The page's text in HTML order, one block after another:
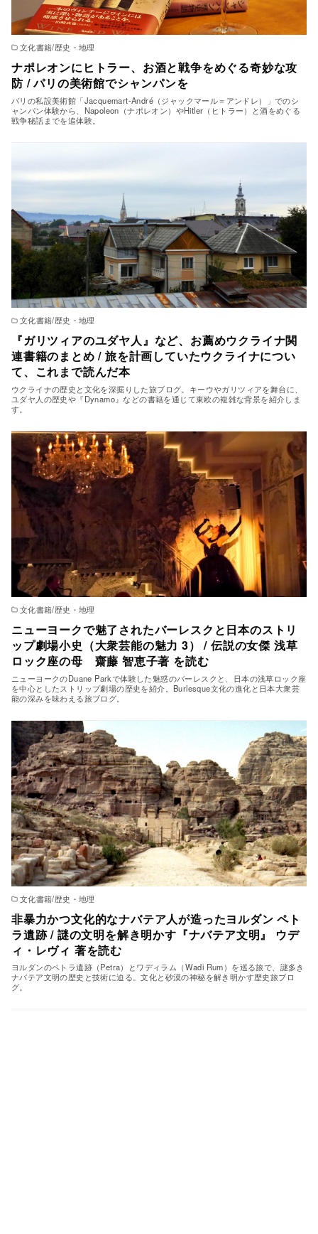
文化書籍/歴史・地理
ナポレオンにヒトラー、お酒と戦争をめぐる奇妙な攻
防 / パリの美術館でシャンパンを
パリの私設美術館「Jacquemart-André（ジャックマール＝アンドレ）」でのシ
ャンパン体験から、Napoleon（ナポレオン）やHitler（ヒトラー）と酒をめぐる
戦争秘話までを追体験。
文化書籍/歴史・地理
『ガリツィアのユダヤ人』など、お薦めウクライナ関
連書籍のまとめ / 旅を計画していたウクライナについ
て、これまで読んだ本
ウクライナの歴史と文化を深掘りした旅ブログ。キーウやガリツィアを舞台に、
ユダヤ人の歴史や『Dynamo』などの書籍を通じて東欧の複雑な背景を紹介しま
す。
文化書籍/歴史・地理
ニューヨークで魅了されたバーレスクと日本のストリ
ップ劇場小史（大衆芸能の魅力 3） / 伝説の女傑 浅草
ロック座の母 齋藤 智恵子著 を読む
ニューヨークのDuane Parkで体験した魅惑のバーレスクと、日本の浅草ロック座
を中心としたストリップ劇場の歴史を紹介。Burlesque文化の進化と日本大衆芸
能の深みを味わえる旅ブログ。
文化書籍/歴史・地理
非暴力かつ文化的なナバテア人が造ったヨルダン ペト
ラ遺跡 / 謎の文明を解き明かす『ナバテア文明』 ウデ
ィ・レヴィ 著を読む
ヨルダンのペトラ遺跡（Petra）とワディラム（Wadi Rum）を巡る旅で、謎多き
ナバテア文明の歴史と技術に迫る。文化と砂漠の神秘を解き明かす歴史旅ブロ
グ。